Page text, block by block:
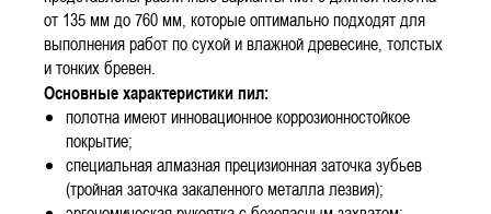
от 135 мм до 760 мм, которые оптимально подходят для
выполнения работ по сухой и влажной древесине, толстых
и тонких бревен.
Основные характеристики пил:
полотна имеют инновационное коррозионностойкое
покрытие;
специальная алмазная прецизионная заточка зубьев
(тройная заточка закаленного металла лезвия);